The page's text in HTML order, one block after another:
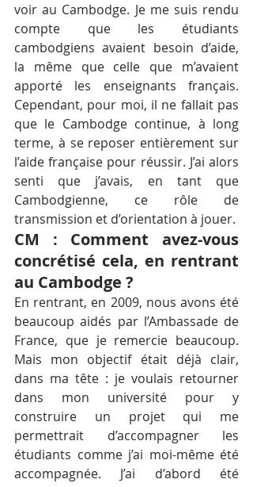
voir au Cambodge. Je me suis rendu
compte que les étudiants
cambodgiens avaient besoin d’aide,
la même que celle que m’avaient
apporté les enseignants français.
Cependant, pour moi, il ne fallait pas
que le Cambodge continue, à long
terme, à se reposer entièrement sur
l’aide française pour réussir. J’ai alors
senti que j’avais, en tant que
Cambodgienne, ce rôle de
transmission et d’orientation à jouer.
CM : Comment avez-vous
concrétisé cela, en rentrant
au Cambodge ?
En rentrant, en 2009, nous avons été
beaucoup aidés par l’Ambassade de
France, que je remercie beaucoup.
Mais mon objectif était déjà clair,
dans ma tête : je voulais retourner
dans mon université pour y
construire un projet qui me
permettrait d’accompagner les
étudiants comme j’ai moi-même été
accompagnée. J’ai d’abord été